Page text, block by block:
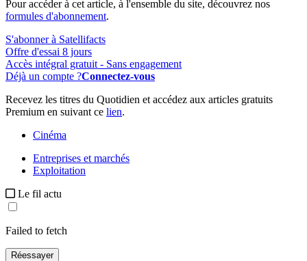
Pour accéder à cet article, à l'ensemble du site, découvrez nos
formules d'abonnement.
S'abonner à Satellifacts
Offre d'essai 8 jours
Accès intégral gratuit - Sans engagement
Déjà un compte ?Connectez-vous
Recevez les titres du Quotidien et accédez aux articles gratuits
Premium en suivant ce lien.
Cinéma
Entreprises et marchés
Exploitation
Le fil actu
Failed to fetch
Réessayer